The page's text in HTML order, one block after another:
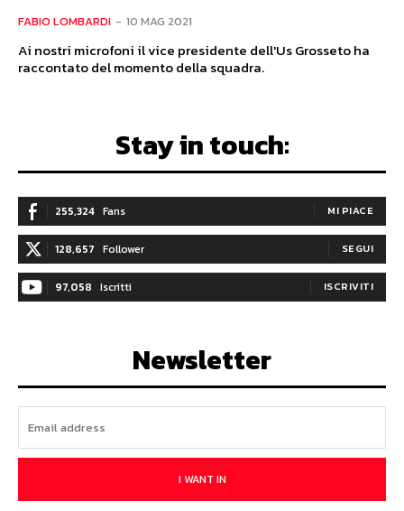
FABIO LOMBARDI - 10 MAG 2021
Ai nostri microfoni il vice presidente dell'Us Grosseto ha
raccontato del momento della squadra.
Stay in touch:
255,324 Fans MI PIACE
128,657 Follower SEGUI
97,058 Iscritti ISCRIVITI
Newsletter
I WANT IN